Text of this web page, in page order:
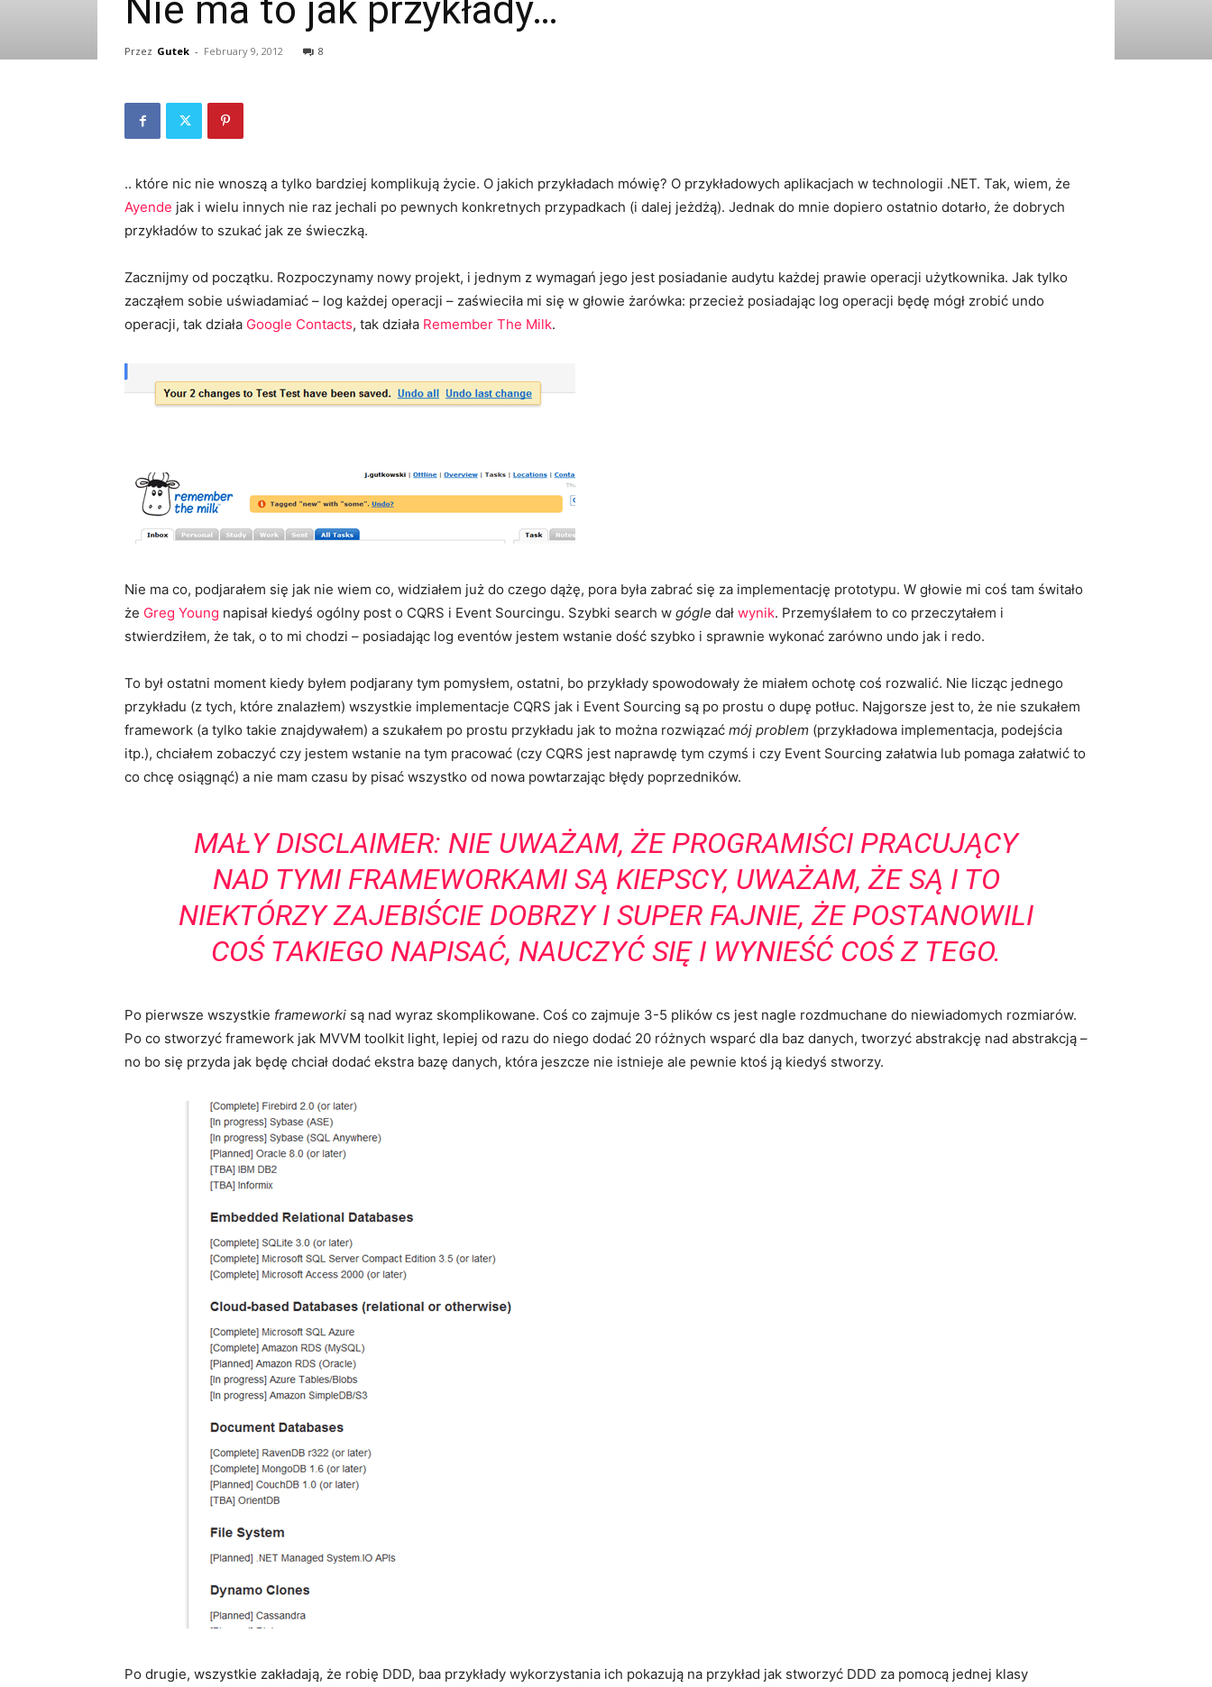
Nie ma to jak przykłady…
Przez Gutek - February 9, 2012 8
.. które nic nie wnoszą a tylko bardziej komplikują życie. O jakich przykładach mówię? O przykładowych aplikacjach w technologii .NET. Tak, wiem, że
Ayende jak i wielu innych nie raz jechali po pewnych konkretnych przypadkach (i dalej jeżdżą). Jednak do mnie dopiero ostatnio dotarło, że dobrych
przykładów to szukać jak ze świeczką.
Zacznijmy od początku. Rozpoczynamy nowy projekt, i jednym z wymagań jego jest posiadanie audytu każdej prawie operacji użytkownika. Jak tylko
zacząłem sobie uświadamiać – log każdej operacji – zaświeciła mi się w głowie żarówka: przecież posiadając log operacji będę mógł zrobić undo
operacji, tak działa Google Contacts, tak działa Remember The Milk.
Nie ma co, podjarałem się jak nie wiem co, widziałem już do czego dążę, pora była zabrać się za implementację prototypu. W głowie mi coś tam świtało
że Greg Young napisał kiedyś ogólny post o CQRS i Event Sourcingu. Szybki search w gógle dał wynik. Przemyślałem to co przeczytałem i
stwierdziłem, że tak, o to mi chodzi – posiadając log eventów jestem wstanie dość szybko i sprawnie wykonać zarówno undo jak i redo.
To był ostatni moment kiedy byłem podjarany tym pomysłem, ostatni, bo przykłady spowodowały że miałem ochotę coś rozwalić. Nie licząc jednego
przykładu (z tych, które znalazłem) wszystkie implementacje CQRS jak i Event Sourcing są po prostu o dupę potłuc. Najgorsze jest to, że nie szukałem
framework (a tylko takie znajdywałem) a szukałem po prostu przykładu jak to można rozwiązać mój problem (przykładowa implementacja, podejścia
itp.), chciałem zobaczyć czy jestem wstanie na tym pracować (czy CQRS jest naprawdę tym czymś i czy Event Sourcing załatwia lub pomaga załatwić to
co chcę osiągnąć) a nie mam czasu by pisać wszystko od nowa powtarzając błędy poprzedników.
MAŁY DISCLAIMER: NIE UWAŻAM, ŻE PROGRAMIŚCI PRACUJĄCY
NAD TYMI FRAMEWORKAMISĄ KIEPSCY, UWAŻAM, ŻE SĄ I TO
NIEKTÓRZY ZAJEBIŚCIE DOBRZY I SUPER FAJNIE, ŻE POSTANOWILI
COŚ TAKIEGO NAPISAĆ, NAUCZYĆ SIĘ I WYNIEŚĆ COŚ Z TEGO.
Po pierwsze wszystkie frameworki są nad wyraz skomplikowane. Coś co zajmuje 3-5 plików cs jest nagle rozdmuchane do niewiadomych rozmiarów.
Po co stworzyć framework jak MVVM toolkit light, lepiej od razu do niego dodać 20 różnych wsparć dla baz danych, tworzyć abstrakcję nad abstrakcją –
no bo się przyda jak będę chciał dodać ekstra bazę danych, która jeszcze nie istnieje ale pewnie ktoś ją kiedyś stworzy.
Po drugie, wszystkie zakładają, że robię DDD, baa przykłady wykorzystania ich pokazują na przykład jak stworzyć DDD za pomocą jednej klasy